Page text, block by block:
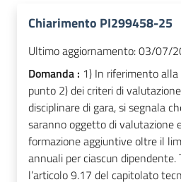
Chiarimento PI299458-25
Ultimo aggiornamento:03/07/
Domanda : 1) In riferimento
punto 2) dei criteri di
disciplinare di gara, si segnala
saranno oggetto di valutazione
formazione aggiuntive oltre il
annuali per ciascun dipendente.
l’articolo 9.17 del capitolato